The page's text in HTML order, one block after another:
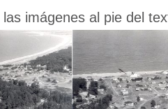
las imágenes al pie del